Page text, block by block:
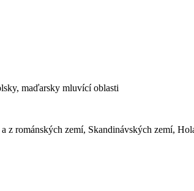
maďarsky mluvící oblasti
z románských zemí, Skandinávských zemí,